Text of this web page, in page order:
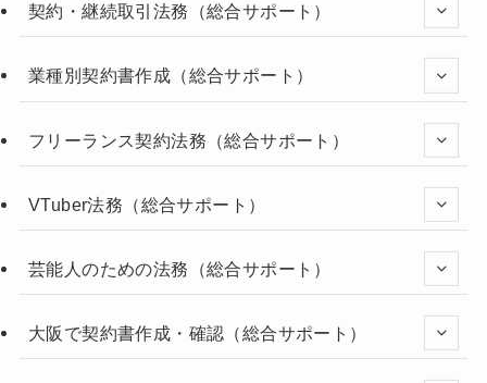
契約・継続取引法務（総合サポート）
業種別契約書作成（総合サポート）
フリーランス契約法務（総合サポート）
VTuber法務（総合サポート）
芸能人のための法務（総合サポート）
大阪で契約書作成・確認（総合サポート）